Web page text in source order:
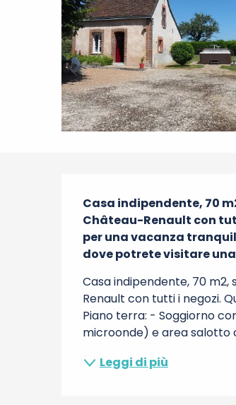
Descrizione
Casa indipendente, 70
Château-Renault con
per una vacanza
dove potrete visitare
Casa indipendente, 70 m2,
Renault con tutti i negozi.
Piano terra: - Soggiorno
microonde) e area salotto
Leggi di più